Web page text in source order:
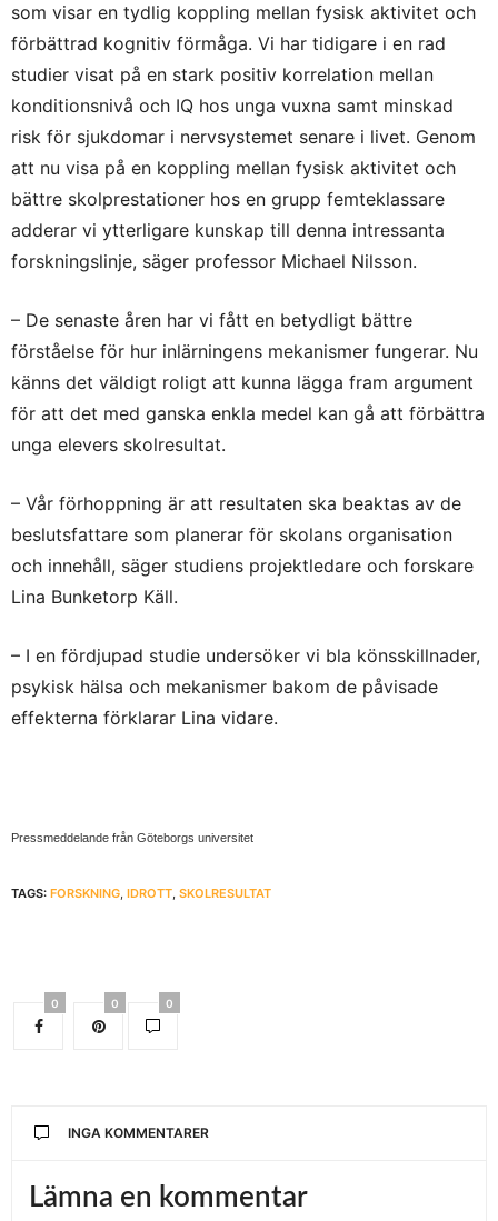
som visar en tydlig koppling mellan fysisk aktivitet och
förbättrad kognitiv förmåga. Vi har tidigare i en rad
studier visat på en stark positiv korrelation mellan
konditionsnivå och IQ hos unga vuxna samt minskad
risk för sjukdomar i nervsystemet senare i livet. Genom
att nu visa på en koppling mellan fysisk aktivitet och
bättre skolprestationer hos en grupp femteklassare
adderar vi ytterligare kunskap till denna intressanta
forskningslinje, säger professor Michael Nilsson.
– De senaste åren har vi fått en betydligt bättre
förståelse för hur inlärningens mekanismer fungerar. Nu
känns det väldigt roligt att kunna lägga fram argument
för att det med ganska enkla medel kan gå att förbättra
unga elevers skolresultat.
– Vår förhoppning är att resultaten ska beaktas av de
beslutsfattare som planerar för skolans organisation
och innehåll, säger studiens projektledare och forskare
Lina Bunketorp Käll.
– I en fördjupad studie undersöker vi bla könsskillnader,
psykisk hälsa och mekanismer bakom de påvisade
effekterna förklarar Lina vidare.
Pressmeddelande från Göteborgs universitet
TAGS: FORSKNING, IDROTT, SKOLRESULTAT
0 0 0
INGA KOMMENTARER
Lämna en kommentar